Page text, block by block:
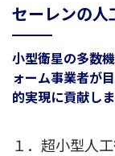
セーレンの人
小型衛星の多数
ォーム事業者が
的実現に貢献しま
１．超小型人